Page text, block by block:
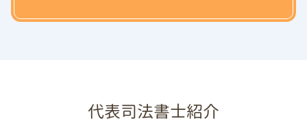
代表司法書士紹介